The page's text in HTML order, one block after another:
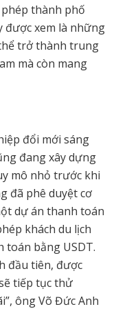
thành phố
được xem là những
trở thành trung
mà còn mang
đổi mới sáng
đang xây dựng
mô nhỏ trước khi
đã phê duyệt cơ
dự án thanh toán
khách du lịch
toán bằng USDT.
đầu tiên, được
tiếp tục thử
ông Võ Đức Anh